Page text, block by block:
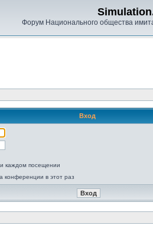
Форум Национального общества
Вход
каждом посещении
конференции в этот раз